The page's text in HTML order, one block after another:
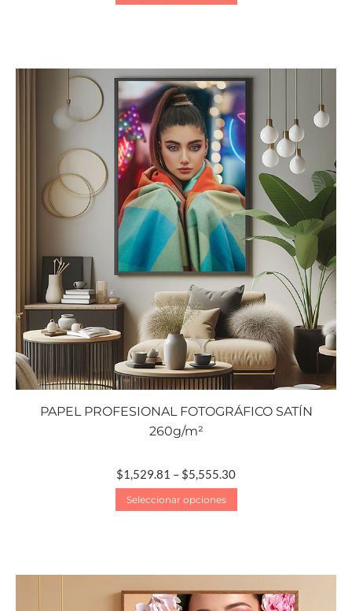
PAPEL PROFESIONAL FOTOGRÁFICO SATÍN
260g/m²
$1,529.81 – $5,555.30
Seleccionar opciones